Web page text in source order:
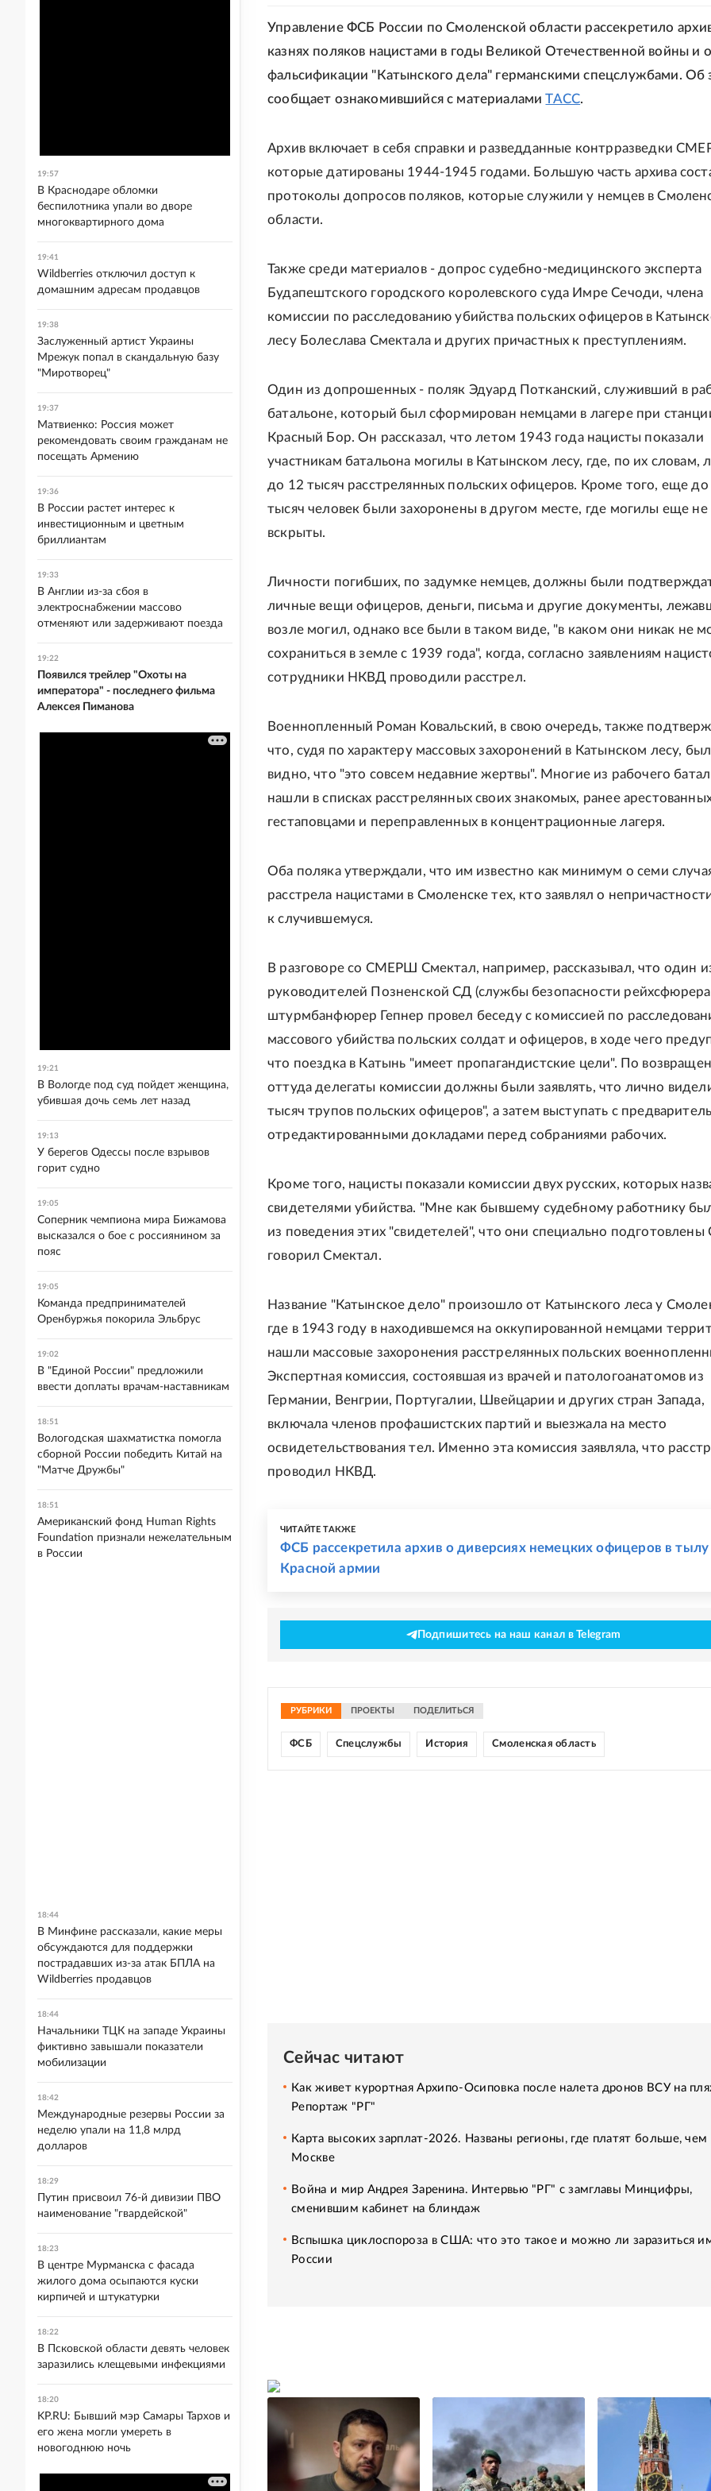
Управление ФСБ России по Смоленской области рассекретило
казнях поляков нацистами в годы Великой Отечественной войны и о
фальсификации "Катынского дела" германскими спецслужбами. Об
сообщает ознакомившийся с материаламиТАСС.
Архив включает в себя справки и разведданные контрразведки
которые датированы 1944-1945 годами. Большую часть архива
протоколы допросов поляков, которые служили у немцев в
области.
Также среди материалов - допрос судебно-медицинского эксперта
Будапештского городского королевского суда Имре Сечоди, члена
комиссии по расследованию убийства польских офицеров в
лесу Болеслава Смектала и других причастных к преступлениям.
Один из допрошенных - поляк Эдуард Потканский, служивший в
батальоне, который был сформирован немцами в лагере при
Красный Бор. Он рассказал, что летом 1943 года нацисты показали
участникам батальона могилы в Катынском лесу, где, по их словам,
до 12 тысяч расстрелянных польских офицеров. Кроме того, еще до
тысяч человек были захоронены в другом месте, где могилы еще
вскрыты.
Личности погибших, по задумке немцев, должны были
личные вещи офицеров, деньги, письма и другие документы,
возле могил, однако все были в таком виде, "в каком они никак не
сохраниться в земле с 1939 года", когда, согласно заявлениям
сотрудники НКВД проводили расстрел.
Военнопленный Роман Ковальский, в свою очередь, также
что, судя по характеру массовых захоронений в Катынском лесу,
видно, что "это совсем недавние жертвы". Многие из рабочего
нашли в списках расстрелянных своих знакомых, ранее
гестаповцами и переправленных в концентрационные лагеря.
Оба поляка утверждали, что им известно как минимум о семи
расстрела нацистами в Смоленске тех, кто заявлял о
к случившемуся.
В разговоре со СМЕРШ Смектал, например, рассказывал, что один
руководителей Позненской СД (службы безопасности
штурмбанфюрер Гепнер провел беседу с комиссией по
массового убийства польских солдат и офицеров, в ходе чего
что поездка в Катынь "имеет пропагандистские цели". По
оттуда делегаты комиссии должны были заявлять, что лично
тысяч трупов польских офицеров", а затем выступать с
отредактированными докладами перед собраниями рабочих.
Кроме того, нацисты показали комиссии двух русских, которых
свидетелями убийства. "Мне как бывшему судебному работнику
из поведения этих "свидетелей", что они специально подготовлены
говорил Смектал.
Название "Катынское дело" произошло от Катынского леса у
где в 1943 году в находившемся на оккупированной немцами
нашли массовые захоронения расстрелянных польских
Экспертная комиссия, состоявшая из врачей и патологоанатомов из
Германии, Венгрии, Португалии, Швейцарии и других стран Запада,
включала членов профашистских партий и выезжала на место
освидетельствования тел. Именно эта комиссия заявляла, что
проводил НКВД.
ЧИТАЙТЕ ТАКЖЕ
ФСБ рассекретила архив о диверсиях немецких офицеров в тылу
Красной армии
Подпишитесь на наш канал в Telegram
РУБРИКИ ПРОЕКТЫ ПОДЕЛИТЬСЯ
ФСБ Спецслужбы История Смоленская область
Сейчас читают
Как живет курортная Архипо-Осиповка после налета дронов ВСУ на
Репортаж "РГ"
Карта высоких зарплат-2026. Названы регионы, где платят больше, чем
Москве
Война и мир Андрея Заренина. Интервью "РГ" с замглавы Минцифры,
сменившим кабинет на блиндаж
Вспышка циклоспороза в США: что это такое и можно ли заразиться
России
19:57
В Краснодаре обломки
беспилотника упали во дворе
многоквартирного дома
19:41
Wildberries отключил доступ к
домашним адресам продавцов
19:38
Заслуженный артист Украины
Мрежук попал в скандальную базу
"Миротворец"
19:37
Матвиенко: Россия может
рекомендовать своим гражданам не
посещать Армению
19:36
В России растет интерес к
инвестиционным и цветным
бриллиантам
19:33
В Англии из-за сбоя в
электроснабжении массово
отменяют или задерживают поезда
19:22
Появился трейлер "Охоты на
императора" - последнего фильма
Алексея Пиманова
19:21
В Вологде под суд пойдет женщина,
убившая дочь семь лет назад
19:13
У берегов Одессы после взрывов
горит судно
19:05
Соперник чемпиона мира Бижамова
высказался о бое с россиянином за
пояс
19:05
Команда предпринимателей
Оренбуржья покорила Эльбрус
19:02
В "Единой России" предложили
ввести доплаты врачам-наставникам
18:51
Вологодская шахматистка помогла
сборной России победить Китай на
"Матче Дружбы"
18:51
Американский фонд Human Rights
Foundation признали нежелательным
в России
18:44
В Минфине рассказали, какие меры
обсуждаются для поддержки
пострадавших из-за атак БПЛА на
Wildberries продавцов
18:44
Начальники ТЦК на западе Украины
фиктивно завышали показатели
мобилизации
18:42
Международные резервы России за
неделю упали на 11,8 млрд
долларов
18:29
Путин присвоил 76-й дивизии ПВО
наименование "гвардейской"
18:23
В центре Мурманска с фасада
жилого дома осыпаются куски
кирпичей и штукатурки
18:22
В Псковской области девять человек
заразились клещевыми инфекциями
18:20
KP.RU: Бывший мэр Самары Тархов и
его жена могли умереть в
новогоднюю ночь